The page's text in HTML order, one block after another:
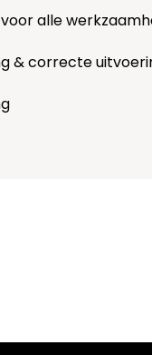
alle
& correcte